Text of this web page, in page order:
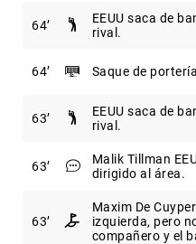
64
EEUU saca de
rival.
64 Saque de
63
EEUU saca de
rival.
63
Malik Tillman
dirigido al área.
63
Maxim De
izquierda, pero
compañero y el